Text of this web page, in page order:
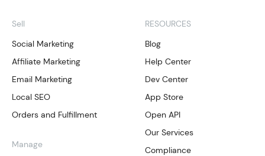
Sell
Social Marketing
Affiliate Marketing
Email Marketing
Local SEO
Orders and Fulfillment
Manage
RESOURCES
Blog
Help Center
Dev Center
App Store
Open API
Our Services
Compliance